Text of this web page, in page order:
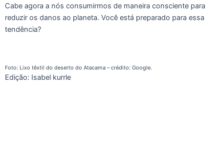
Cabe agora a nós consumirmos de maneira consciente para
reduzir os danos ao planeta. Você está preparado para essa
tendência?
Foto: Lixo têxtil do deserto do Atacama – crédito: Google.
Edição: Isabel kurrle